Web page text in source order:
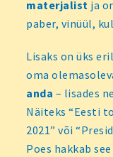
materjalist ja
paber, vinüül,
Lisaks on üks
oma
anda – lisades
Näiteks “Eesti
2021” või
Poes hakkab